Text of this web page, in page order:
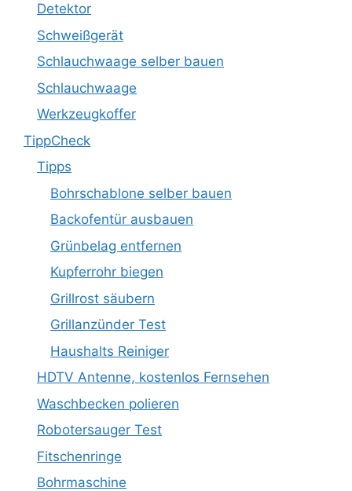
Detektor
Schweißgerät
Schlauchwaage selber bauen
Schlauchwaage
Werkzeugkoffer
TippCheck
Tipps
Bohrschablone selber bauen
Backofentür ausbauen
Grünbelag entfernen
Kupferrohr biegen
Grillrost säubern
Grillanzünder Test
Haushalts Reiniger
HDTV Antenne, kostenlos Fernsehen
Waschbecken polieren
Robotersauger Test
Fitschenringe
Bohrmaschine